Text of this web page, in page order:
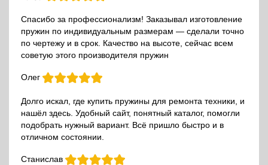
Спасибо за профессионализм! Заказывал изготовление
пружин по индивидуальным размерам — сделали точно
по чертежу и в срок. Качество на высоте, сейчас всем
советую этого производителя пружин
Олег
Долго искал, где купить пружины для ремонта техники, и
нашёл здесь. Удобный сайт, понятный каталог, помогли
подобрать нужный вариант. Всё пришло быстро и в
отличном состоянии.
Станислав